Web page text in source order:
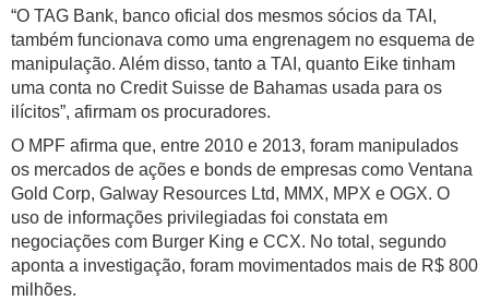
“O TAG Bank, banco oficial dos mesmos sócios da TAI,
também funcionava como uma engrenagem no esquema de
manipulação. Além disso, tanto a TAI, quanto Eike tinham
uma conta no Credit Suisse de Bahamas usada para os
ilícitos”, afirmam os procuradores.
O MPF afirma que, entre 2010 e 2013, foram manipulados
os mercados de ações e bonds de empresas como Ventana
Gold Corp, Galway Resources Ltd, MMX, MPX e OGX. O
uso de informações privilegiadas foi constata em
negociações com Burger King e CCX. No total, segundo
aponta a investigação, foram movimentados mais de R$ 800
milhões.